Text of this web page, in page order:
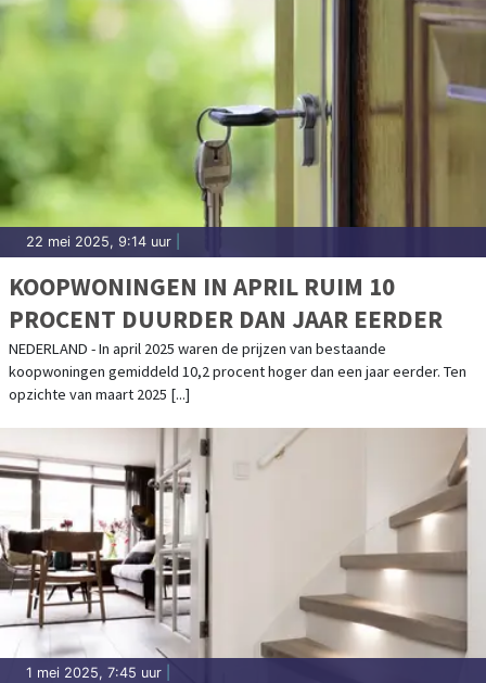
22 mei 2025, 9:14 uur
KOOPWONINGEN IN APRIL RUIM 10
PROCENT DUURDER DAN JAAR EERDER
NEDERLAND - In april 2025 waren de prijzen van bestaande
koopwoningen gemiddeld 10,2 procent hoger dan een jaar eerder. Ten
opzichte van maart 2025 [...]
1 mei 2025, 7:45 uur